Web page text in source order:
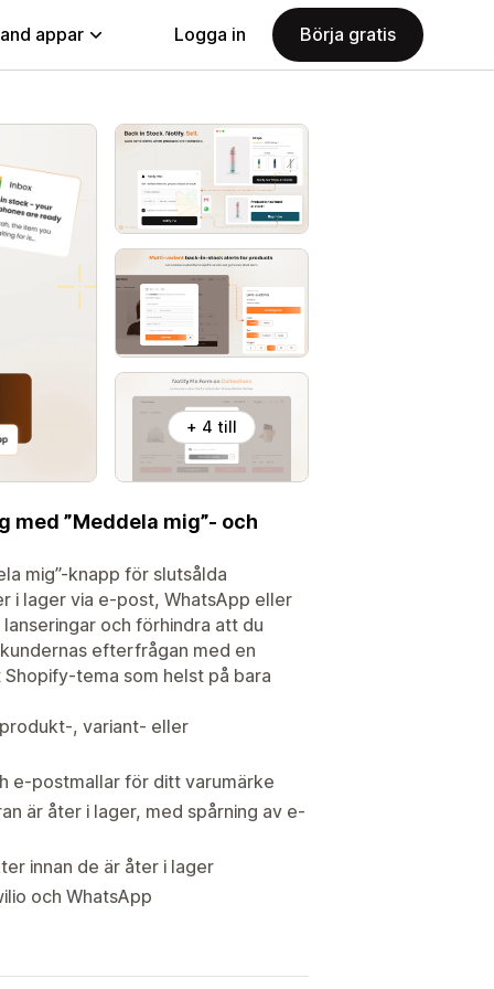
appar Logga in Börja gratis
+ 4 till
”Meddela mig”- och
mig”-knapp för slutsålda
i lager via e-post, WhatsApp eller
och förhindra att du
efterfrågan med en
tema som helst på bara
, variant- eller
e-postmallar för ditt varumärke
är åter i lager, med spårning av e-
innan de är åter i lager
och WhatsApp